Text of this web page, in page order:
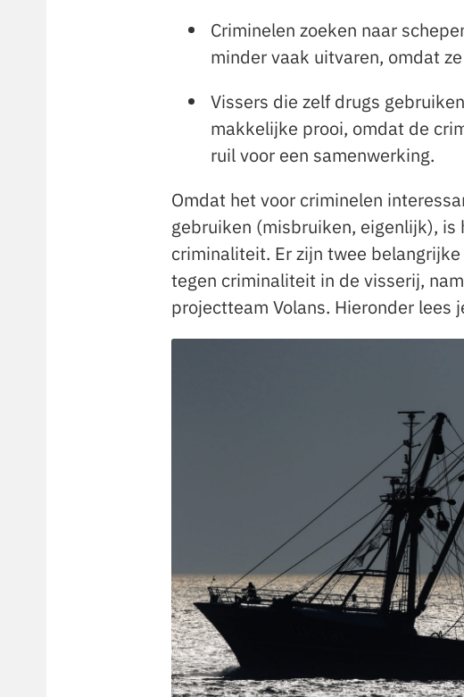
Criminelen zoeken naar
minder vaak uitvaren, omdat
Vissers die zelf drugs
makkelijke prooi, omdat de
ruil voor een samenwerking.
Omdat het voor criminelen
gebruiken (misbruiken, eigenlijk),
criminaliteit. Er zijn twee
tegen criminaliteit in de visserij,
projectteam Volans. Hieronder lees